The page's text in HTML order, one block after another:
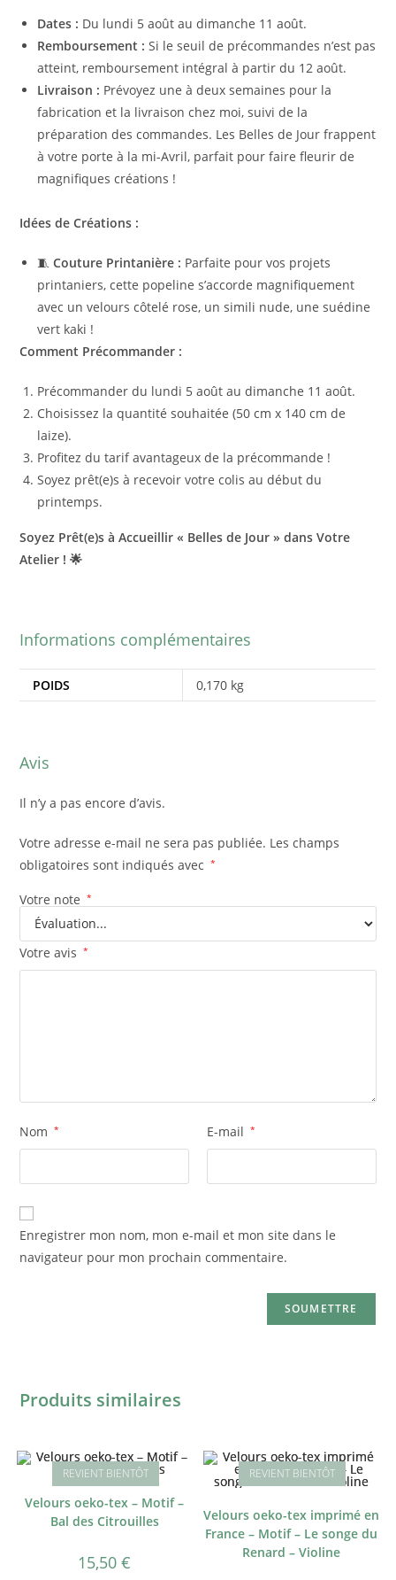
Dates : Du lundi 5 août au dimanche 11 août.
Remboursement : Si le seuil de précommandes n’est pas
atteint, remboursement intégral à partir du 12 août.
Livraison : Prévoyez une à deux semaines pour la
fabrication et la livraison chez moi, suivi de la
préparation des commandes. Les Belles de Jour frappent
à votre porte à la mi-Avril, parfait pour faire fleurir de
magnifiques créations !
Idées de Créations :
🧵Couture Printanière : Parfaite pour vos projets
printaniers, cette popeline s’accorde magnifiquement
avec un velours côtelé rose, un simili nude, une suédine
vert kaki !
Comment Précommander :
Précommander du lundi 5 août au dimanche 11 août.
Choisissez la quantité souhaitée (50 cm x 140 cm de
laize).
Profitez du tarif avantageux de la précommande !
Soyez prêt(e)s à recevoir votre colis au début du
printemps.
Soyez Prêt(e)s à Accueillir « Belles de Jour » dans Votre
Atelier !🌟
Informations complémentaires
POIDS 0,170 kg
Avis
Il n’y a pas encore d’avis.
Votre adresse e-mail ne sera pas publiée. Les champs
obligatoires sont indiqués avec
*
Votre note *
Votre avis *
Nom * E-mail *
Enregistrer mon nom, mon e-mail et mon site dans le
navigateur pour mon prochain commentaire.
Produits similaires
Velours oeko-tex – Motif –
Bal des Citrouilles
15,50€
Velours oeko-tex imprimé en
France – Motif – Le songe du
Renard – Violine